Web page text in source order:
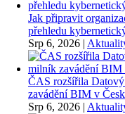
Jak připravit
přehledu
Srp 6, 2026 |
ČAS rozšířila
zavádění BIM v
Srp 6, 2026 |